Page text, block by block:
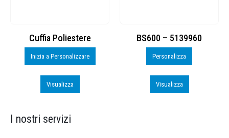
Cuffia Poliestere
Inizia a Personalizzare
Visualizza
BS600 – 5139960
Personalizza
Visualizza
I nostri servizi